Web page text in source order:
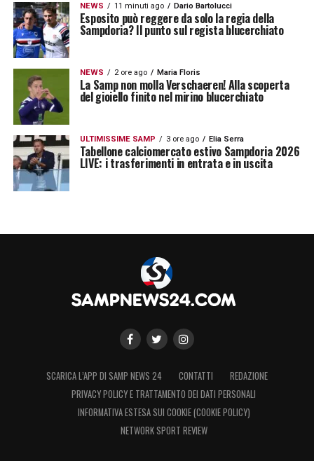
NEWS 11 minuti ago Dario Bartolucci
Esposito può reggere da solo la regia della
Sampdoria? Il punto sul regista blucerchiato
NEWS 2 ore ago Maria Floris
La Samp non molla Verschaeren! Alla scoperta
del gioiello finito nel mirino blucerchiato
ULTIMISSIME SAMP 3 ore ago Elia Serra
Tabellone calciomercato estivo Sampdoria 2026
LIVE: i trasferimenti in entrata e in uscita
SCARICA L’APP DI SAMP NEWS 24 CONTATTI
REDAZIONE
PRIVACY POLICY E TRATTAMENTO DEI DATI PERSONALI
INFORMATIVA ESTESA SUI COOKIE (COOKIE POLICY)
NETWORK SPORT REVIEW